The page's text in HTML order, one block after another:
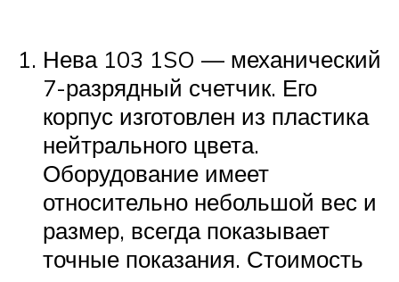
Нева 103 1SO — механический
7-разрядный счетчик. Его
корпус изготовлен из пластика
нейтрального цвета.
Оборудование имеет
относительно небольшой вес и
размер, всегда показывает
точные показания. Стоимость